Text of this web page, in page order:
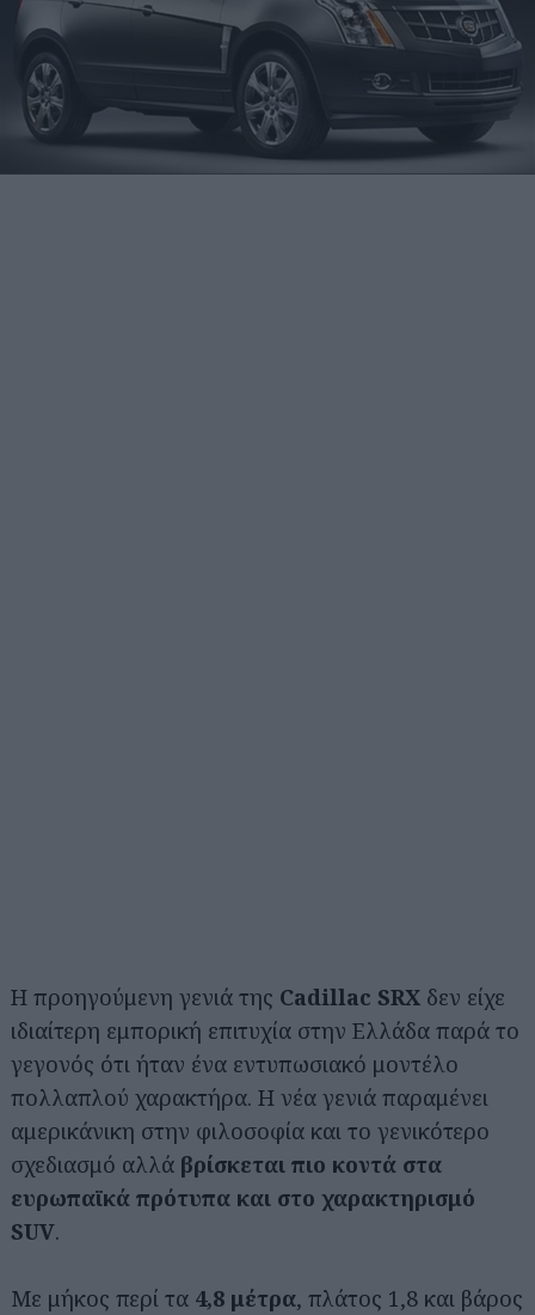
H προηγούμενη γενιά της Cadillac SRX δεν είχε
ιδιαίτερη εμπορική επιτυχία στην Ελλάδα παρά το
γεγονός ότι ήταν ένα εντυπωσιακό μοντέλο
πολλαπλού χαρακτήρα. Η νέα γενιά παραμένει
αμερικάνικη στην φιλοσοφία και το γενικότερο
σχεδιασμό αλλά βρίσκεται πιο κοντά στα
ευρωπαϊκά πρότυπα και στο χαρακτηρισμό
SUV.
Mε μήκος περί τα 4,8 μέτρα, πλάτος 1,8 και βάρος